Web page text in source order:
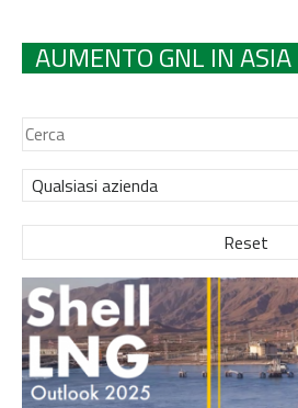
AUMENTO GNL IN ASIA
Qualsiasi azienda
Reset